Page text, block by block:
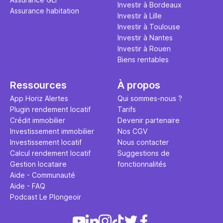
Assurance habitation
Investir à Bordeaux
Investir à Lille
Investir à Toulouse
Investir à Nantes
Investir à Rouen
Biens rentables
Ressources
App Horiz Alertes
Plugin rendement locatif
Crédit immobilier
Investissement immobilier
Investissement locatif
Calcul rendement locatif
Gestion locataire
Aide - Communauté
Aide - FAQ
Podcast Le Plongeoir
À propos
Qui sommes-nous ?
Tarifs
Devenir partenaire
Nos CGV
Nous contacter
Suggestions de
fonctionnalités